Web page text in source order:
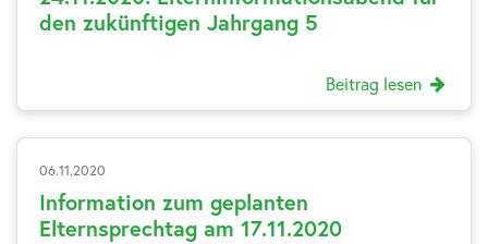
den zukünftigen Jahrgang 5
Beitrag lesen
06.11.2020
Information zum geplanten
Elternsprechtag am 17.11.2020